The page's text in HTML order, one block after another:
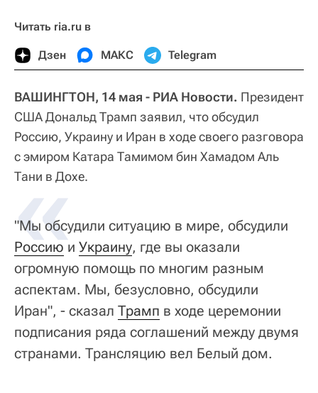
Читать ria.ru в
Дзен МАКС Telegram
ВАШИНГТОН, 14 мая - РИА Новости. Президент
США Дональд Трамп заявил, что обсудил
Россию, Украину и Иран в ходе своего разговора
с эмиром Катара Тамимом бин Хамадом Аль
Тани в Дохе.
«
"Мы обсудили ситуацию в мире, обсудили
Россию и Украину, где вы оказали
огромную помощь по многим разным
аспектам. Мы, безусловно, обсудили
Иран", - сказал Трамп в ходе церемонии
подписания ряда соглашений между двумя
странами. Трансляцию вел Белый дом.